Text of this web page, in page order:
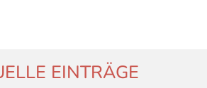
EINTRÄGE